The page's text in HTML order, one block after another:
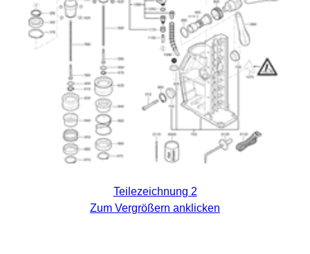
Teilezeichnung 2
Zum Vergrößern anklicken